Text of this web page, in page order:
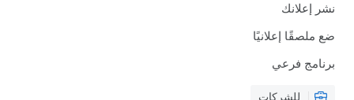
نشر إعلانك
ضع ملصقًا إعلانيًا
برنامج فرعي
للشركات